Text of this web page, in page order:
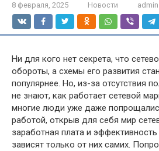
8 февраля, 2025 Новости admin
Ни для кого нет секрета, что
обороты, а схемы его развития
популярнее. Но, из-за отсутствия
не знают, как работает сетевой
многие люди уже даже
работой, открыв для себя мир
заработная плата и
зависят только от них самих.